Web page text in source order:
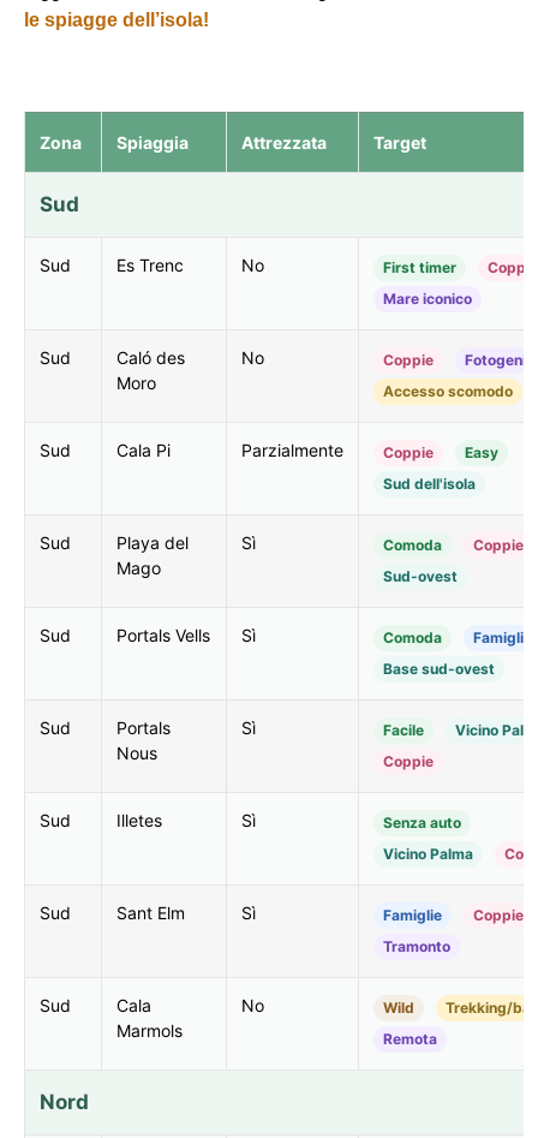
le spiagge dell’isola!
Zona Spiaggia Attrezzata Target
Sud
Sud Es Trenc No First timer
Coppie
Mare iconico
Sud
Caló des
Moro
No Coppie
Accesso scomodo
Sud Cala Pi Parzialmente Coppie
Easy
Sud dell'isola
Sud
Playa del
Mago
Sì Comoda
Coppie
Sud-ovest
Sud Portals Vells Sì Comoda
Famiglie
Base sud-ovest
Sud
Portals
Nous
Sì Facile
Vicino
Coppie
Sud Illetes Sì
Senza auto
Vicino Palma
Sud Sant Elm Sì Famiglie
Coppie
Tramonto
Sud
Cala
Marmols
No Wild
Trekking/
Remota
Nord